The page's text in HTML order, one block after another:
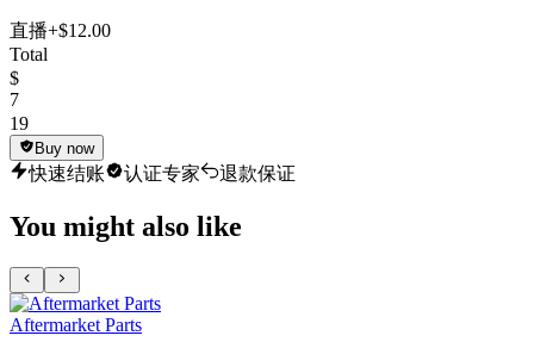
直播+$12.00
Total
$
7
19
Buy now
快速结账 认证专家 退款保证
You might also like
Aftermarket Parts